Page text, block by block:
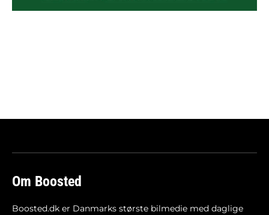
Om Boosted
Boosted.dk er Danmarks største bilmedie med daglige